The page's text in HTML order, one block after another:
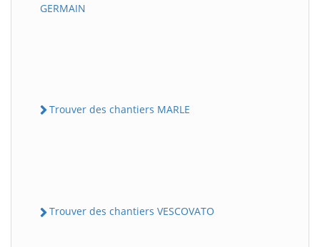
GERMAIN
Trouver des chantiers MARLE
Trouver des chantiers VESCOVATO